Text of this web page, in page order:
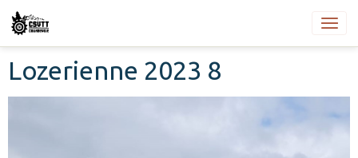
Lozerienne 2023 8